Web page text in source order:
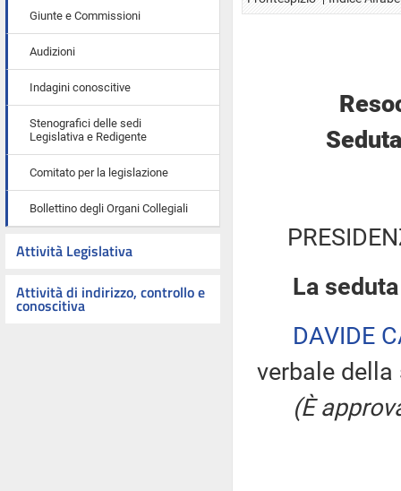
Giunte e Commissioni
Audizioni
Indagini conoscitive
Stenografici delle sedi
Legislativa e Redigente
Comitato per la legislazione
Bollettino degli Organi Collegiali
Attività Legislativa
Attività di indirizzo, controllo e
conoscitiva
La
DAVIDE
verbale
(È